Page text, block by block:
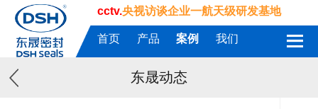
cctv.央视访谈企业一航天级研发基地
首页 产品 案例 我们
东晟动态